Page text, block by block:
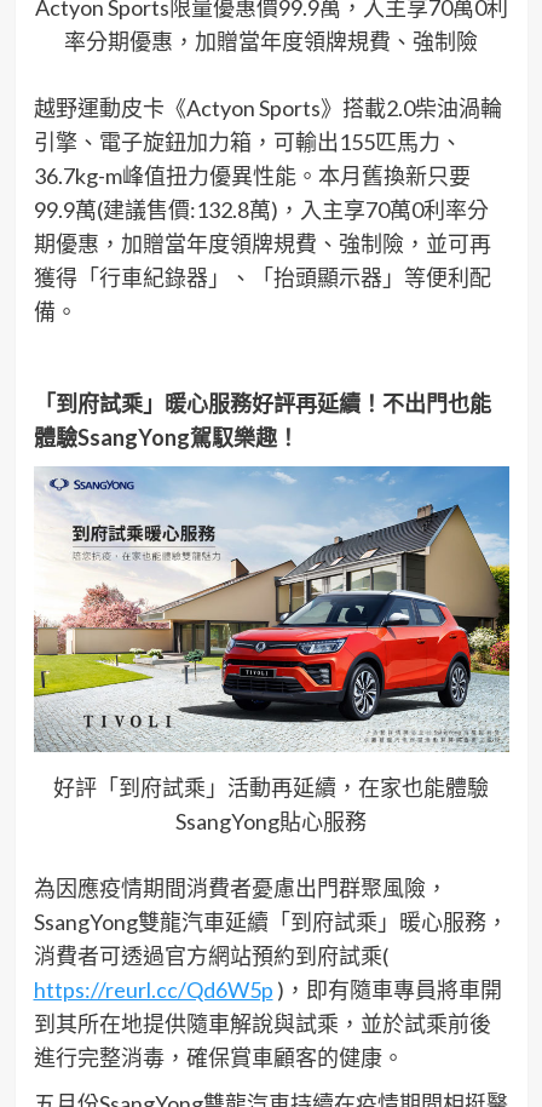
Actyon Sports限量優惠價99.9萬，入主享70萬0利
率分期優惠，加贈當年度領牌規費、強制險
越野運動皮卡《Actyon Sports》搭載2.0柴油渦輪
引擎、電子旋鈕加力箱，可輸出155匹馬力、
36.7kg-m峰值扭力優異性能。本月舊換新只要
99.9萬(建議售價:132.8萬)，入主享70萬0利率分
期優惠，加贈當年度領牌規費、強制險，並可再
獲得「行車紀錄器」、「抬頭顯示器」等便利配
備。
「到府試乘」暖心服務好評再延續！不出門也能
體驗SsangYong駕馭樂趣！
好評「到府試乘」活動再延續，在家也能體驗
SsangYong貼心服務
為因應疫情期間消費者憂慮出門群聚風險，
SsangYong雙龍汽車延續「到府試乘」暖心服務，
消費者可透過官方網站預約到府試乘(
https://reurl.cc/Qd6W5p )，即有隨車專員將車開
到其所在地提供隨車解說與試乘，並於試乘前後
進行完整消毒，確保賞車顧客的健康。